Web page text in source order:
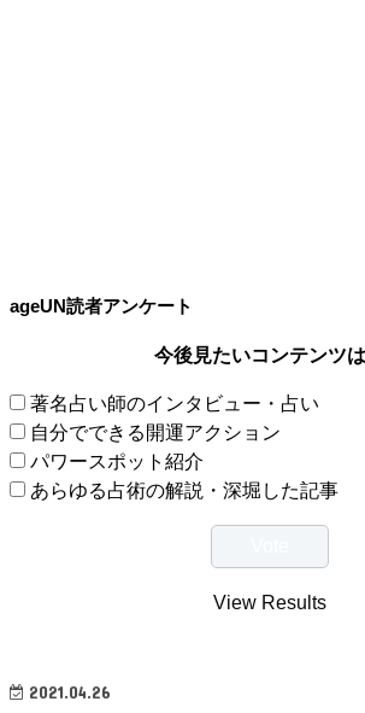
ageUN読者アンケート
今後見たいコンテンツ
著名占い師のインタビュー・占い
自分でできる開運アクション
パワースポット紹介
あらゆる占術の解説・深堀した記事
View Results
2021.04.26